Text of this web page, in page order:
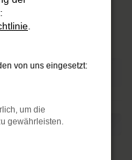
finden Sie
Fahrzeug.
von uns eingesetzt:
um die
gewährleisten.